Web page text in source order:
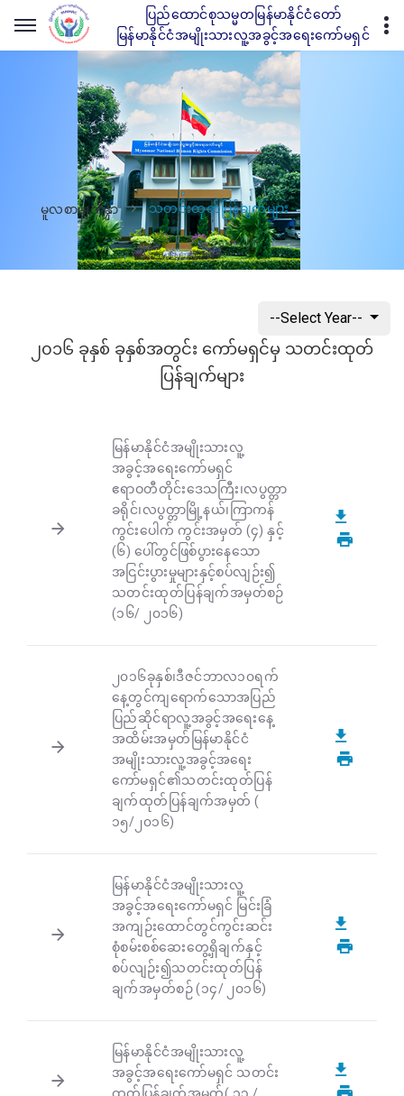
ပြည်ထောင်စုသမ္မတမြန်မာနိုင်ငံတော်
မြန်မာနိုင်ငံအမျိုးသားလူ့အခွင့်အရေးကော်မရှင်
မူလစာမျက်နှာ သတင်းထုတ်ပြန်ချက်များ
--Select Year--
၂၀၁၆ ခုနှစ် ခုနှစ်အတွင်း ကော်မရှင်မှ သတင်းထုတ်
ပြန်ချက်များ
မြန်မာနိုင်ငံအမျိုးသားလူ့
အခွင့်အရေးကော်မရှင်
ဧရာဝတီတိုင်းဒေသကြီး၊လပွတ္တာ
ခရိုင်၊လပွတ္တာမြို့နယ်၊ကြာကန်
ကွင်းပေါက် ကွင်းအမှတ် (၄) နှင့်
(၆) ပေါ်တွင်ဖြစ်ပွားနေသော
အငြင်းပွားမှုများနှင့်စပ်လျဉ်း၍
သတင်းထုတ်ပြန်ချက်အမှတ်စဉ်
(၁၆/ ၂၀၁၆)
၂၀၁၆ခုနှစ်၊ဒီဇင်ဘာလ၁၀ရက်
နေ့တွင်ကျရောက်သောအပြည်
ပြည်ဆိုင်ရာလူ့အခွင့်အရေးနေ့
အထိမ်းအမှတ်မြန်မာနိုင်ငံ
အမျိုးသားလူ့အခွင့်အရေး
ကော်မရှင်၏သတင်းထုတ်ပြန်
ချက်ထုတ်ပြန်ချက်အမှတ် (
၁၅/၂၀၁၆)
မြန်မာနိုင်ငံအမျိုးသားလူ့
အခွင့်အရေးကော်မရှင် မြင်းခြံ
အကျဉ်းထောင်တွင်ကွင်းဆင်း
စုံစမ်းစစ်ဆေးတွေ့ရှိချက်နှင့်
စပ်လျဉ်း၍သတင်းထုတ်ပြန်
ချက်အမှတ်စဉ် (၁၄/ ၂၀၁၆)
မြန်မာနိုင်ငံအမျိုးသားလူ့
အခွင့်အရေးကော်မရှင် သတင်း
ထုတ်ပြန်ချက်အမှတ်( ၁၃ /